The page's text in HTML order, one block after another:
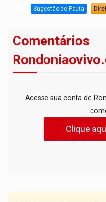
Sugestão de Pauta
Comentários
Acesse sua conta do
Clique